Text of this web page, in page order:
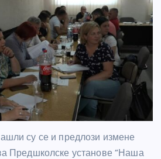
су се и предлози измене
Предшколске установе “Наша